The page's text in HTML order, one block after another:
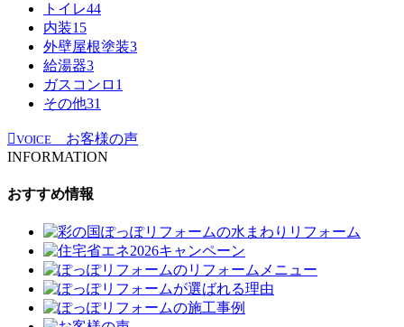
トイレ44
内装15
外壁屋根塗装3
給湯器3
ガスコンロ 1
その他31
VOICE
お客様の声
INFORMATION
おすすめ情報